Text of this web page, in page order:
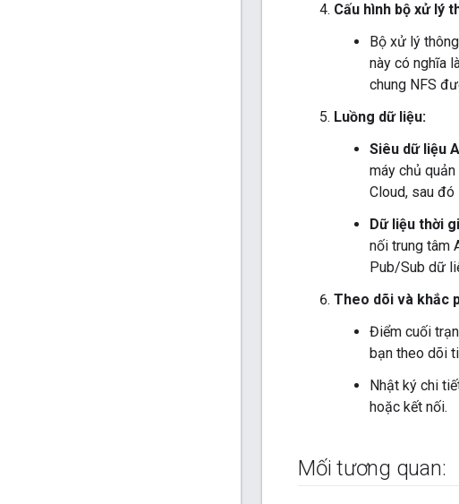
Cấu hình bộ xử lý
Bộ xử lý
này có nghĩa
chung NFS
Luồng dữ liệu:
Siêu dữ liệu
máy chủ
Cloud, sau
Dữ liệu thời
nối trung tâm
Pub/Sub dữ
Theo dõi và khắc
Điểm cuối
bạn theo dõi
Nhật ký chi
hoặc kết nối.
Mối tương quan: